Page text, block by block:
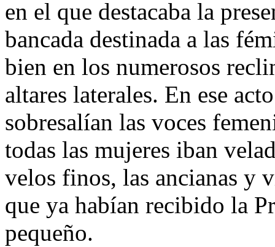
en el que destacaba la
bancada destinada a las
bien en los numerosos
altares laterales. En ese
sobresalían las voces
todas las mujeres iban
velos finos, las ancianas y
que ya habían recibido la
pequeño.